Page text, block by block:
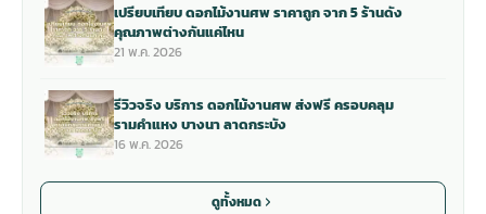
เปรียบเทียบ ดอกไม้งานศพ ราคาถูก จาก 5 ร้านดัง
คุณภาพต่างกันแค่ไหน
21 พ.ค. 2026
รีวิวจริง บริการ ดอกไม้งานศพ ส่งฟรี ครอบคลุม
รามคำแหง บางนา ลาดกระบัง
16 พ.ค. 2026
ดูทั้งหมด